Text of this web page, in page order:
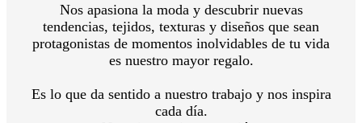
Nos apasiona la moda y descubrir nuevas
tendencias, tejidos, texturas y diseños que sean
protagonistas de momentos inolvidables de tu vida
es nuestro mayor regalo.
Es lo que da sentido a nuestro trabajo y nos inspira
cada día.